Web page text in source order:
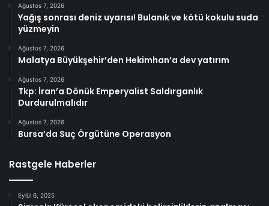
Ağustos 7, 2026
Yağış sonrası deniz uyarısı! Bulanık ve kötü kokulu suda
yüzmeyin
Ağustos 7, 2026
Malatya Büyükşehir’den Hekimhan’a dev yatırım
Ağustos 7, 2026
Tkp: İran’a Dönük Emperyalist Saldırganlık
Durdurulmalıdır
Ağustos 7, 2026
Bursa’da Suç Örgütüne Operasyon
Rastgele Haberler
Eylül 6, 2025